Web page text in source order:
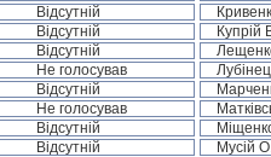
Відсутній
Відсутній Купрій
Відсутній
Не голосував
Відсутній
Не голосував
Відсутній
Відсутній Мусій